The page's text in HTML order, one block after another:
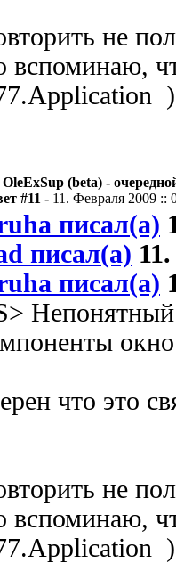
не
вспоминаю,
)
(beta) -
#11 - 11. Февраля 2009 ::
писал(а)
писал(а)
писал(а)
что это
не
вспоминаю,
)